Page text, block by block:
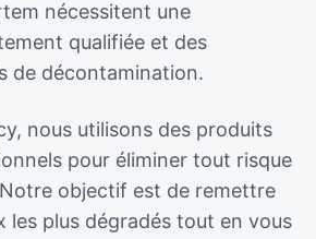
nécessitent une
qualifiée et des
de décontamination.
nous utilisons des produits
pour éliminer tout risque
objectif est de remettre
les plus dégradés tout en vous